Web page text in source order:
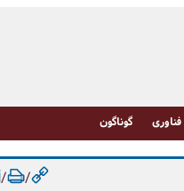
گوناگون
/
/